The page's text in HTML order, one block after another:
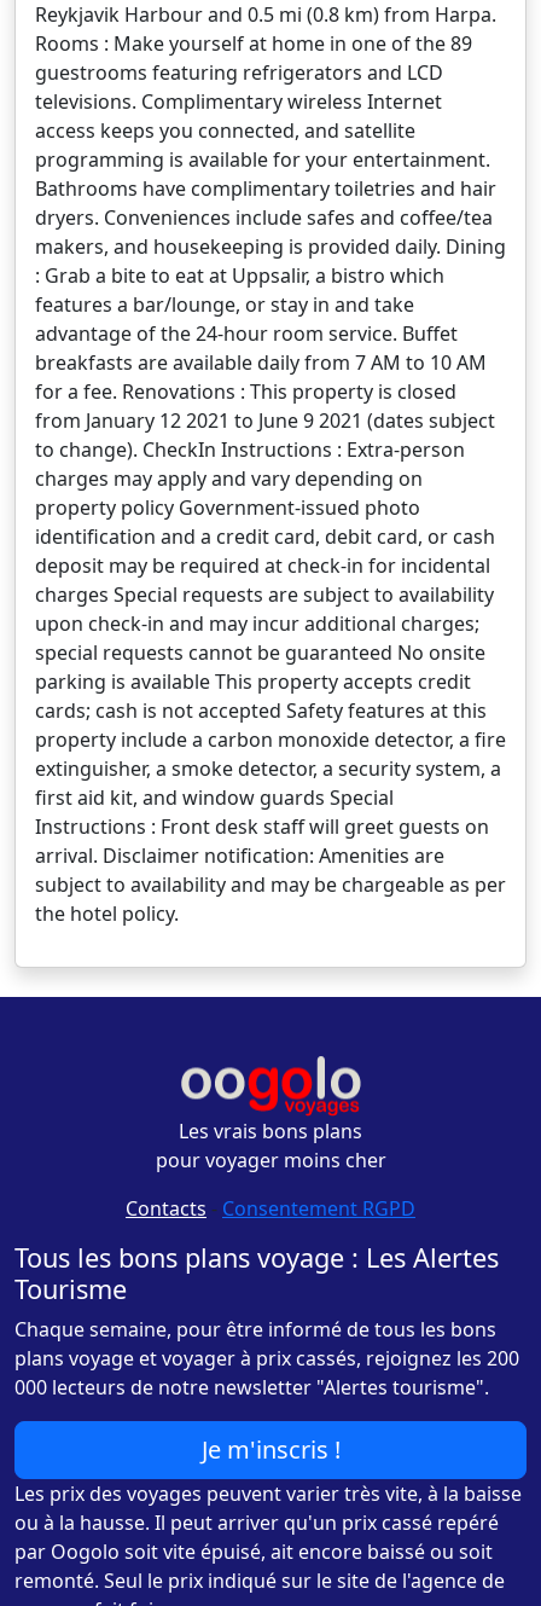
Reykjavik Harbour and 0.5 mi (0.8 km) from Harpa.
Rooms : Make yourself at home in one of the 89
guestrooms featuring refrigerators and LCD
televisions. Complimentary wireless Internet
access keeps you connected, and satellite
programming is available for your entertainment.
Bathrooms have complimentary toiletries and hair
dryers. Conveniences include safes and coffee/tea
makers, and housekeeping is provided daily. Dining
: Grab a bite to eat at Uppsalir, a bistro which
features a bar/lounge, or stay in and take
advantage of the 24-hour room service. Buffet
breakfasts are available daily from 7 AM to 10 AM
for a fee. Renovations : This property is closed
from January 12 2021 to June 9 2021 (dates subject
to change). CheckIn Instructions : Extra-person
charges may apply and vary depending on
property policy Government-issued photo
identification and a credit card, debit card, or cash
deposit may be required at check-in for incidental
charges Special requests are subject to availability
upon check-in and may incur additional charges;
special requests cannot be guaranteed No onsite
parking is available This property accepts credit
cards; cash is not accepted Safety features at this
property include a carbon monoxide detector, a fire
extinguisher, a smoke detector, a security system, a
first aid kit, and window guards Special
Instructions : Front desk staff will greet guests on
arrival. Disclaimer notification: Amenities are
subject to availability and may be chargeable as per
the hotel policy.
Les vrais bons plans
pour voyager moins cher
Contacts - Consentement RGPD
Tous les bons plans voyage : Les Alertes
Tourisme
Chaque semaine, pour être informé de tous les bons
plans voyage et voyager à prix cassés, rejoignez les 200
000 lecteurs de notre newsletter "Alertes tourisme".
Je m'inscris !
Les prix des voyages peuvent varier très vite, à la baisse
ou à la hausse. Il peut arriver qu'un prix cassé repéré
par Oogolo soit vite épuisé, ait encore baissé ou soit
remonté. Seul le prix indiqué sur le site de l'agence de